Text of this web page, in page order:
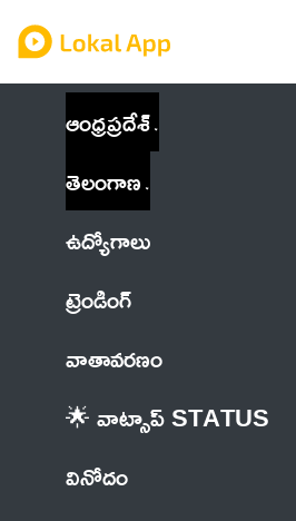
ఆంధ్రప్రదేశ్
తెలంగాణ
ఉద్యోగాలు
ట్రెండింగ్
వాతావరణం
🌟 వాట్సాప్ STATUS
వినోదం